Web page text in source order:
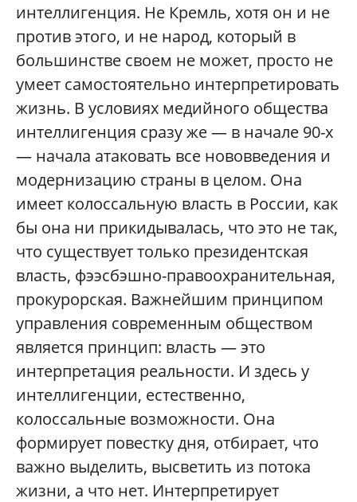
интеллигенция. Не Кремль, хотя он и не
против этого, и не народ, который в
большинстве своем не может, просто не
умеет самостоятельно интерпретировать
жизнь. В условиях медийного общества
интеллигенция сразу же — в начале 90-х
— начала атаковать все нововведения и
модернизацию страны в целом. Она
имеет колоссальную власть в России, как
бы она ни прикидывалась, что это не так,
что существует только президентская
власть, фээсбэшно-правоохранительная,
прокурорская. Важнейшим принципом
управления современным обществом
является принцип: власть — это
интерпретация реальности. И здесь у
интеллигенции, естественно,
колоссальные возможности. Она
формирует повестку дня, отбирает, что
важно выделить, высветить из потока
жизни, а что нет. Интерпретирует